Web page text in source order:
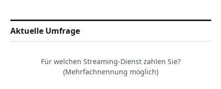
Aktuelle Umfrage
Für welchen Streaming-Dienst zahlen Sie?
(Mehrfachnennung möglich)